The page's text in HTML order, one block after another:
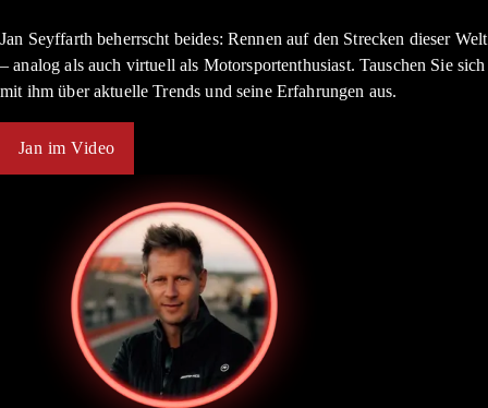
Jan Seyffarth beherrscht beides: Rennen auf den Strecken dieser Welt
– analog als auch virtuell als Motorsportenthusiast. Tauschen Sie sich
mit ihm über aktuelle Trends und seine Erfahrungen aus.
Jan im Video